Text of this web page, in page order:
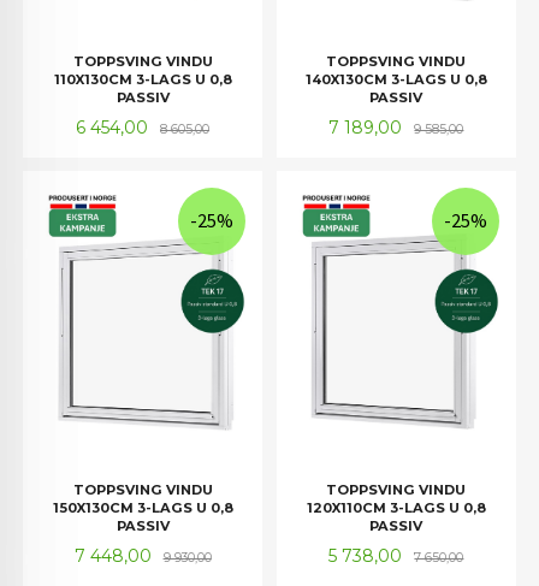
TOPPSVING VINDU
110X130CM 3-LAGS U 0,8
PASSIV
Tilbud
6 454,00 8 605,00Rabatt
TOPPSVING VINDU
140X130CM 3-LAGS U 0,8
PASSIV
Tilbud
7 189,00 9 585,00Rabatt
TOPPSVING VINDU
150X130CM 3-LAGS U 0,8
PASSIV
Tilbud
7 448,00 9 930,00Rabatt
-25%
TOPPSVING VINDU
120X110CM 3-LAGS U 0,8
PASSIV
Tilbud
5 738,00 7 650,00Rabatt
-25%